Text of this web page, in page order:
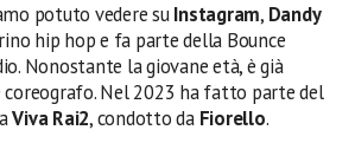
potuto vedere suInstagram, Dandy
hip hop e fa parte della Bounce
Nonostante la giovane età, è già
coreografo. Nel 2023 ha fatto parte del
Viva Rai2, condotto da Fiorello.